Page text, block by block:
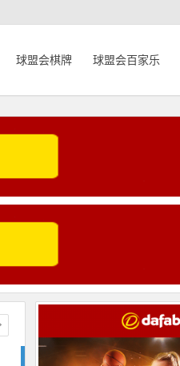
球盟会棋牌 球盟会百家乐